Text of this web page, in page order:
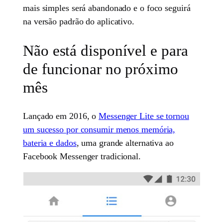
mais simples será abandonado e o foco seguirá
na versão padrão do aplicativo.
Não está disponível e para
de funcionar no próximo
mês
Lançado em 2016, oMessenger Lite se tornou
um sucesso por consumir menos memória,
bateria e dados, uma grande alternativa ao
Facebook Messenger tradicional.